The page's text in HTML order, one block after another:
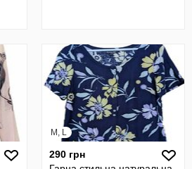
M, L
290 грн